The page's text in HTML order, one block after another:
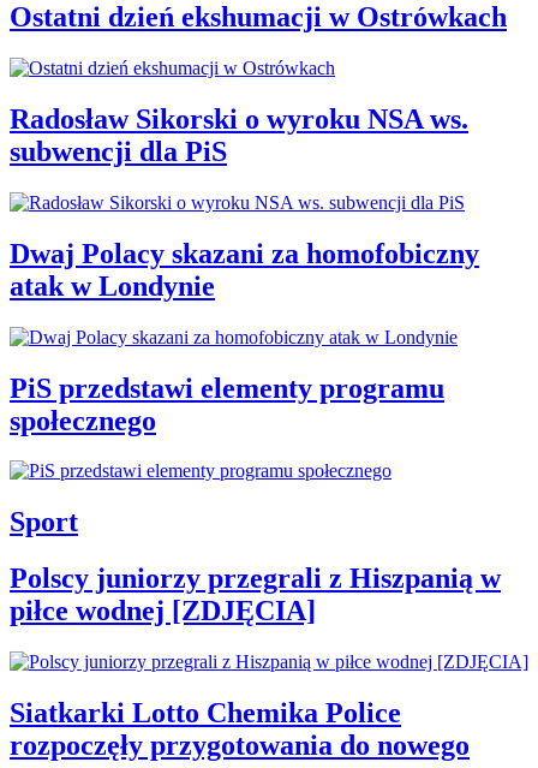
Ostatni dzień ekshumacji w Ostrówkach
Radosław Sikorski o wyroku NSA ws.
subwencji dla PiS
Dwaj Polacy skazani za homofobiczny
atak w Londynie
PiS przedstawi elementy programu
społecznego
Sport
Polscy juniorzy przegrali z Hiszpanią w
piłce wodnej [ZDJĘCIA]
Siatkarki Lotto Chemika Police
rozpoczęły przygotowania do nowego